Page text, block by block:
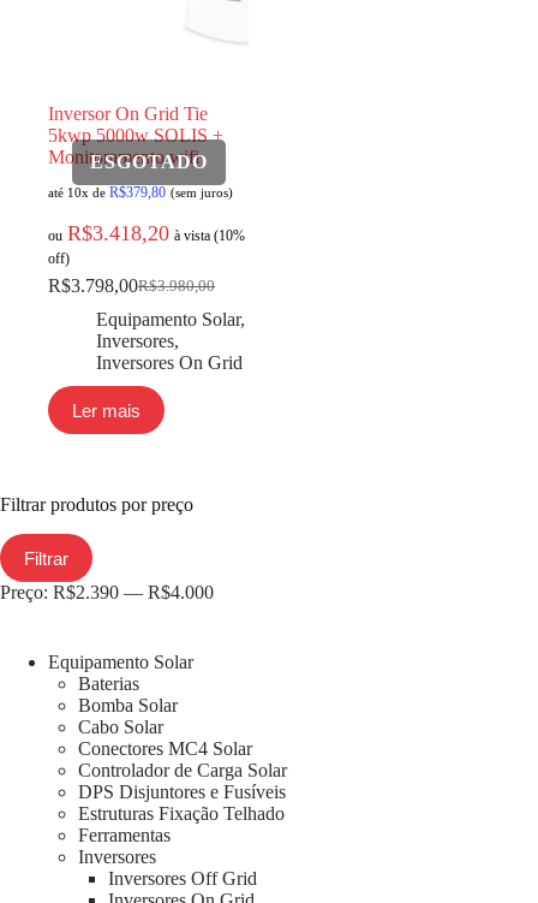
Inversor On Grid Tie
5kwp 5000w SOLIS +
Monitoramento wifi
até 10x de R$379,80 (sem juros)
ou R$3.418,20 à vista (10%
off)
R$3.980,00
R$3.798,00
Equipamento Solar,
Inversores,
Inversores On Grid
Ler mais
Filtrar produtos por preço
Filtrar
Preço: R$2.390 — R$4.000
Equipamento Solar
Baterias
Bomba Solar
Cabo Solar
Conectores MC4 Solar
Controlador de Carga Solar
DPS Disjuntores e Fusíveis
Estruturas Fixação Telhado
Ferramentas
Inversores
Inversores Off Grid